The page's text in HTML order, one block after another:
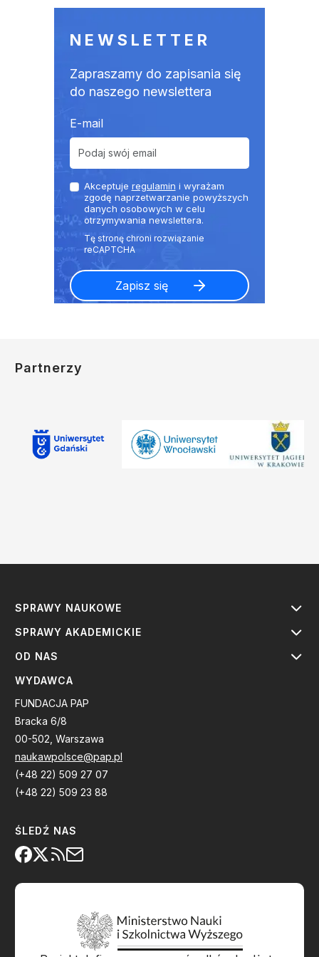
NEWSLETTER
Zapraszamy do zapisania się
do naszego newslettera
E-mail
Akceptuje regulamin i wyrażam
zgodę naprzetwarzanie powyższych
danych osobowych w celu
otrzymywania newslettera.
Partnerzy
SPRAWY NAUKOWE
SPRAWY AKADEMICKIE
OD NAS
WYDAWCA
FUNDACJA PAP
Bracka 6/8
00-502, Warszawa
naukawpolsce@pap.pl
(+48 22) 509 27 07
(+48 22) 509 23 88
ŚLEDŹ NAS